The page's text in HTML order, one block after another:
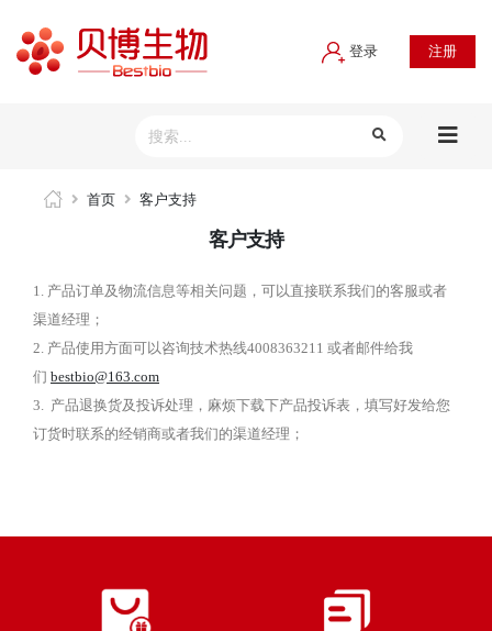
登录 注册
首页 客户支持
客户支持
1. 产品订单及物流信息等相关问题，可以直接联系我们的客服或者
渠道经理；
2. 产品使用方面可以咨询技术热线4008363211 或者邮件给我
们 bestbio@163.com
3. 产品退换货及投诉处理，麻烦下载下产品投诉表，填写好发给您
订货时联系的经销商或者我们的渠道经理；